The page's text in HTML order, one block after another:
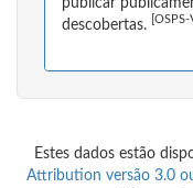
descobertas.
Estes dados estão
Attribution versão 3.0